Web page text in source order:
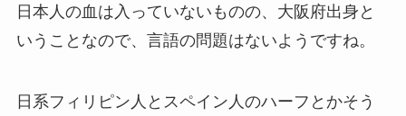
日本人の血は入っていないものの、大阪府出身と
いうことなので、言語の問題はないようですね。
日系フィリピン人とスペイン人のハーフとかそう